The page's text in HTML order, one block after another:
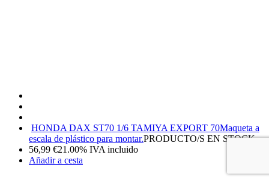
HONDA DAX ST70 1/6 TAMIYA EXPORT 70Maqueta a
escala de plástico para montar.PRODUCTO/S EN STOCK
56,99 €21.00% IVA incluido
Añadir a cesta